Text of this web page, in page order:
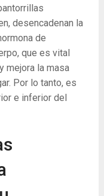
desencadenan la
de
que es vital
mejora la masa
Por lo tanto, es
e inferior del